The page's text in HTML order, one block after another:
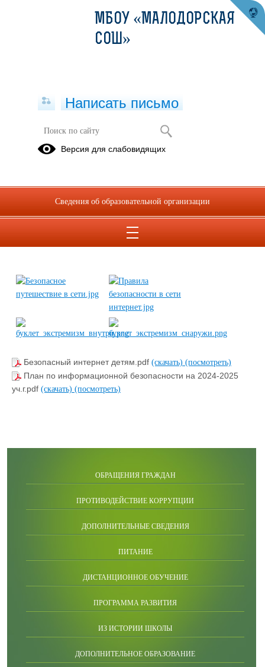
Информационная безопасность
Ученикам Родителям
Детские
Безопасный интернет детям.pdf (скачать) (посмотреть)
План по информационной безопасности на 2024-2025
уч.г.pdf (скачать) (посмотреть)
ОБРАЩЕНИЯ ГРАЖДАН
ПРОТИВОДЕЙСТВИЕ КОРРУПЦИИ
ДОПОЛНИТЕЛЬНЫЕ СВЕДЕНИЯ
ПИТАНИЕ
ДИСТАНЦИОННОЕ ОБУЧЕНИЕ
ПРОГРАММА РАЗВИТИЯ
ИЗ ИСТОРИИ ШКОЛЫ
ДОПОЛНИТЕЛЬНОЕ ОБРАЗОВАНИЕ
МБОУ «МАЛОДОРСКАЯ
СОШ»
Написать письмо
Версия для слабовидящих
Сведения об образовательной организации